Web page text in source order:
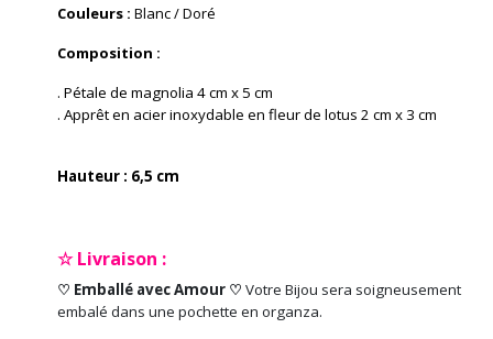
Couleurs : Blanc / Doré
Composition :
. Pétale de magnolia 4 cm x 5 cm
. Apprêt en acier inoxydable en fleur de lotus 2 cm x 3 cm
Hauteur : 6,5 cm
☆ Livraison :
♡ Emballé avec Amour ♡ Votre Bijou sera soigneusement
embalé dans une pochette en organza.